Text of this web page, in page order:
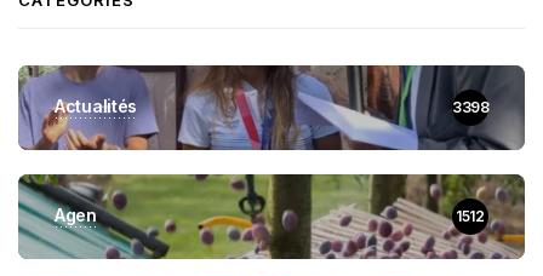
Actualités 3398
Agen 1512